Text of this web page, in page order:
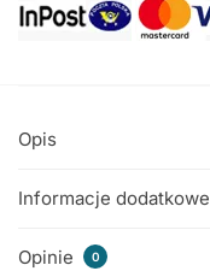
Opis
Informacje dodatkowe
Opinie 0